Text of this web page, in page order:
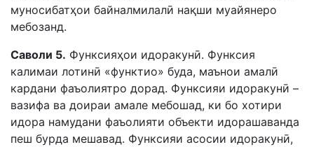
муносибатҳои байналмилалӣ нақши муайянеро
мебозанд.
Саволи 5. Функсияҳои идоракунӣ. Функсия
калимаи лотинӣ «функтио» будa, маънои амалӣ
кардани фаъолиятро дорад. Функсияи идоракунӣ –
вазифа ва доираи амале мебошад, ки бо хотири
идора намудани фаъолияти объекти идорашаванда
пеш бурда мешавад. Функсияи асосии идоракунӣ,